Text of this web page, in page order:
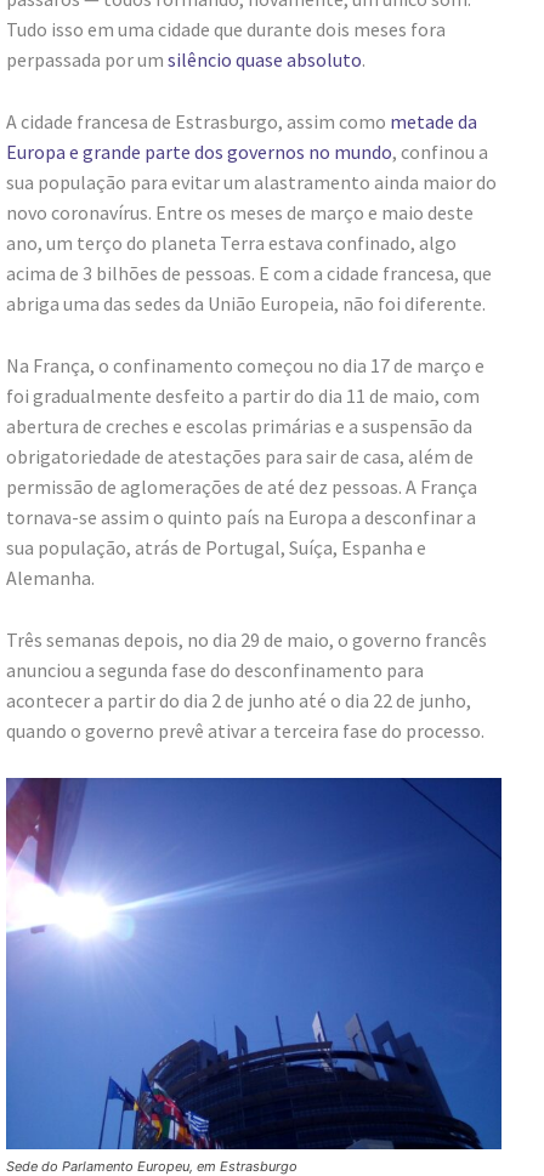
Tudo isso em uma cidade que durante dois meses fora
perpassada por um silêncio quase absoluto.
A cidade francesa de Estrasburgo, assim como metade da
Europa e grande parte dos governos no mundo, confinou a
sua população para evitar um alastramento ainda maior do
novo coronavírus. Entre os meses de março e maio deste
ano, um terço do planeta Terra estava confinado, algo
acima de 3 bilhões de pessoas. E com a cidade francesa, que
abriga uma das sedes da União Europeia, não foi diferente.
Na França, o confinamento começou no dia 17 de março e
foi gradualmente desfeito a partir do dia 11 de maio, com
abertura de creches e escolas primárias e a suspensão da
obrigatoriedade de atestações para sair de casa, além de
permissão de aglomerações de até dez pessoas. A França
tornava-se assim o quinto país na Europa a desconfinar a
sua população, atrás de Portugal, Suíça, Espanha e
Alemanha.
Três semanas depois, no dia 29 de maio, o governo francês
anunciou a segunda fase do desconfinamento para
acontecer a partir do dia 2 de junho até o dia 22 de junho,
quando o governo prevê ativar a terceira fase do processo.
Sede do Parlamento Europeu, em Estrasburgo